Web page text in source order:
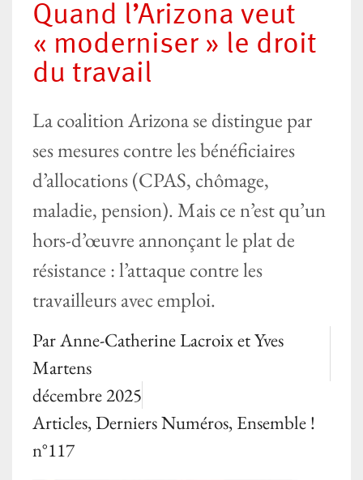
Quand l’Arizona veut
« moderniser » le droit
du travail
La coalition Arizona se distingue par
ses mesures contre les bénéficiaires
d’allocations (CPAS, chômage,
maladie, pension). Mais ce n’est qu’un
hors-d’œuvre annonçant le plat de
résistance : l’attaque contre les
travailleurs avec emploi.
ParAnne-Catherine Lacroix et Yves
Martens
décembre 2025
Articles,Derniers Numéros, Ensemble !
n°117